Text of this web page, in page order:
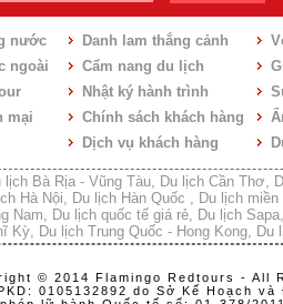
nước
ngoài
mại
Danh lam thắng cảnh
Cẩm nang du lịch
Nhật ký hành trình
Chính sách khách hàng
Dịch vụ khách hàng
lịch Bà Rịa - Vũng Tàu, Du lịch Cần Thơ,
Hà Nội, Du lịch Hàn Quốc , Du lịch miền
Nam, Du lịch quốc tế giá rẻ, Du lịch Sapa
Kỳ, Du lịch Trung Quốc - Hong Kong, Du
© 2014 Flamingo Redtours - All
0105132892 do Sở Kế Hoạch